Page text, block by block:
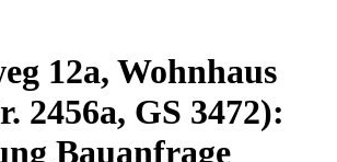
12a, Wohnhaus
2456a, GS 3472):
Bauanfrage